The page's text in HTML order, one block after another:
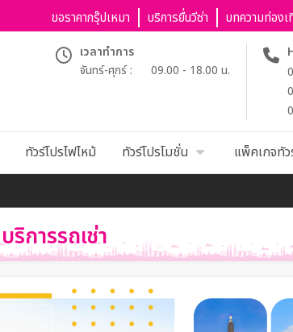
ขอราคากรุ๊ปเหมา บริการยื่นวีซ่า บทความท่องเ
เวลาทำการ
จันทร์-ศุกร์ :
09.00 - 18.00 น.
ทัวร์โปรไฟไหม้ ทัวร์โปรโมชั่น แพ็คเกจทั
บริการรถเช่า